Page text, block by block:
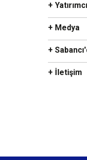
+
+ Medya
+
+ İletişim